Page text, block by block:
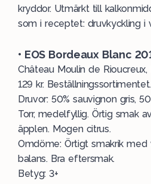
kryddor. Utmärkt till
som i receptet: druvkyckling i
• EOS Bordeaux Blanc
Château Moulin de Rioucreux,
129 kr. Beställningssortimentet.
Druvor: 50% sauvignon gris,
Torr, medelfyllig. Örtig smak
äpplen. Mogen citrus.
Omdöme: Örtigt smakrik
balans. Bra eftersmak.
Betyg: 3+